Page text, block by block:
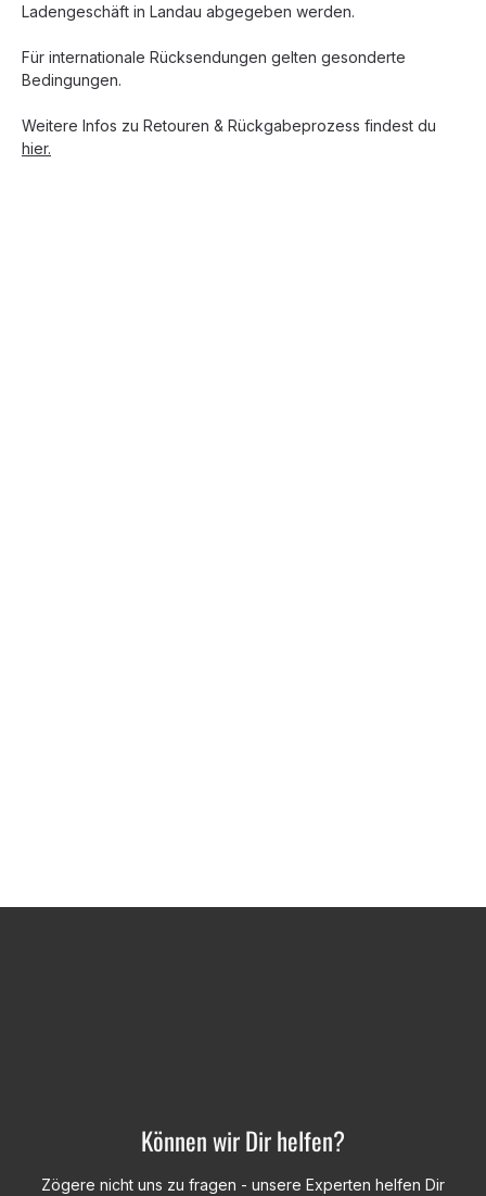
Ladengeschäft in Landau abgegeben werden.
Für internationale Rücksendungen gelten gesonderte
Bedingungen.
Weitere Infos zu Retouren & Rückgabeprozess findest du
hier.
Können wir Dir helfen?
Zögere nicht uns zu fragen - unsere Experten helfen Dir